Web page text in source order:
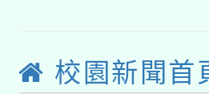
業技術研
115年8月
校園新聞首